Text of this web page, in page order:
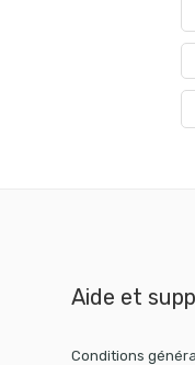
Aide et
Conditions